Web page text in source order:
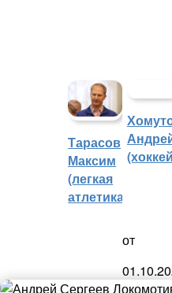
Тарасов
Максим
(легкая
атлетика)
от